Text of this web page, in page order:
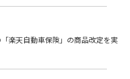
楽天自動車保険」の商品改定を実